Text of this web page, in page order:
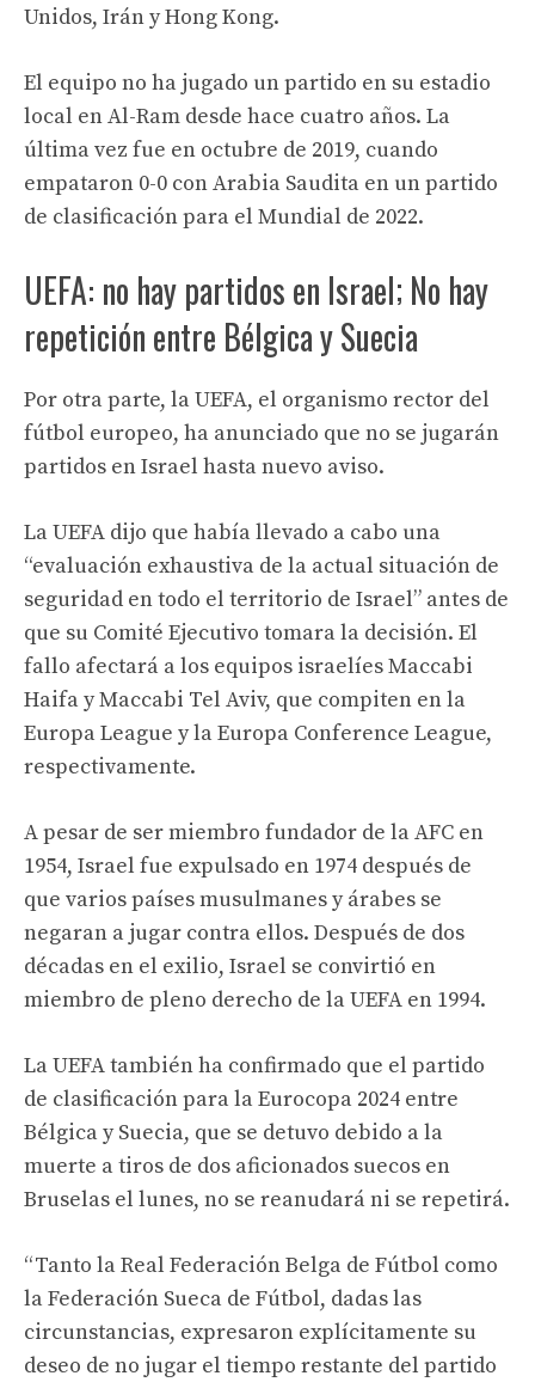
Unidos, Irán y Hong Kong.
El equipo no ha jugado un partido en su estadio
local en Al-Ram desde hace cuatro años. La
última vez fue en octubre de 2019, cuando
empataron 0-0 con Arabia Saudita en un partido
de clasificación para el Mundial de 2022.
UEFA: no hay partidos en Israel; No hay
repetición entre Bélgica y Suecia
Por otra parte, la UEFA, el organismo rector del
fútbol europeo, ha anunciado que no se jugarán
partidos en Israel hasta nuevo aviso.
La UEFA dijo que había llevado a cabo una
“evaluación exhaustiva de la actual situación de
seguridad en todo el territorio de Israel” antes de
que su Comité Ejecutivo tomara la decisión. El
fallo afectará a los equipos israelíes Maccabi
Haifa y Maccabi Tel Aviv, que compiten en la
Europa League y la Europa Conference League,
respectivamente.
A pesar de ser miembro fundador de la AFC en
1954, Israel fue expulsado en 1974 después de
que varios países musulmanes y árabes se
negaran a jugar contra ellos. Después de dos
décadas en el exilio, Israel se convirtió en
miembro de pleno derecho de la UEFA en 1994.
La UEFA también ha confirmado que el partido
de clasificación para la Eurocopa 2024 entre
Bélgica y Suecia, que se detuvo debido a la
muerte a tiros de dos aficionados suecos en
Bruselas el lunes, no se reanudará ni se repetirá.
“Tanto la Real Federación Belga de Fútbol como
la Federación Sueca de Fútbol, ​​dadas las
circunstancias, expresaron explícitamente su
deseo de no jugar el tiempo restante del partido